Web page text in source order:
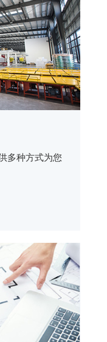
多种方式为您